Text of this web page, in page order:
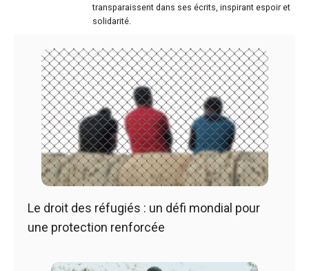
transparaissent dans ses écrits, inspirant espoir et
solidarité.
Le droit des réfugiés : un défi mondial pour
une protection renforcée